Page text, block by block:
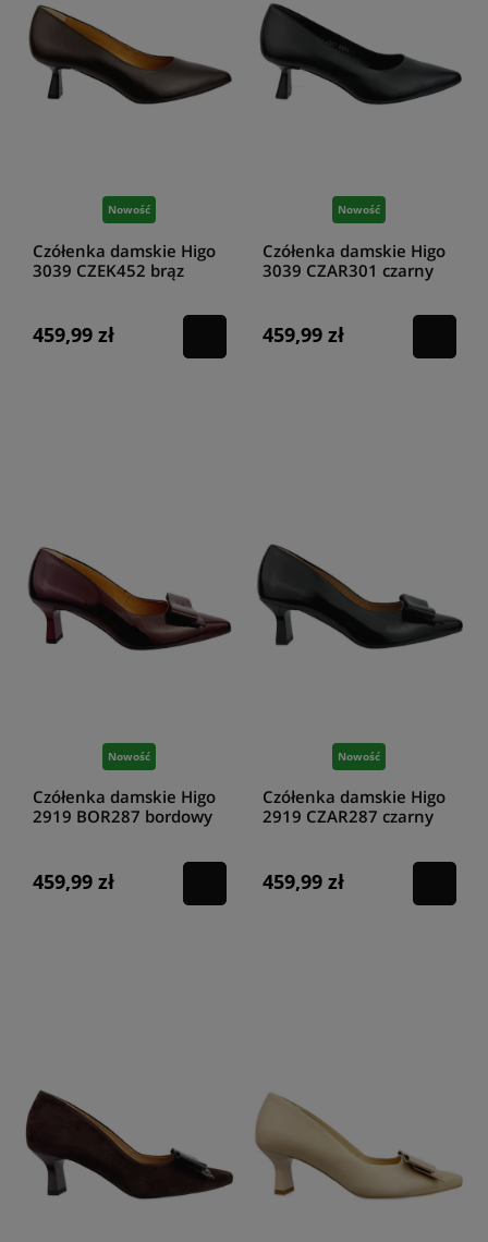
Nowość
Czółenka damskie Higo
3039 CZEK452 brąz
459,99 zł
Nowość
Czółenka damskie Higo
3039 CZAR301 czarny
459,99 zł
Nowość
Czółenka damskie Higo
2919 BOR287 bordowy
459,99 zł
Nowość
Czółenka damskie Higo
2919 CZAR287 czarny
459,99 zł